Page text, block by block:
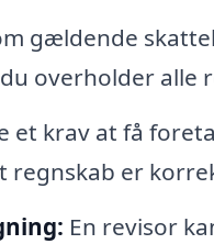
gældende
overholder alle
et krav at få
regnskab er
En revisor